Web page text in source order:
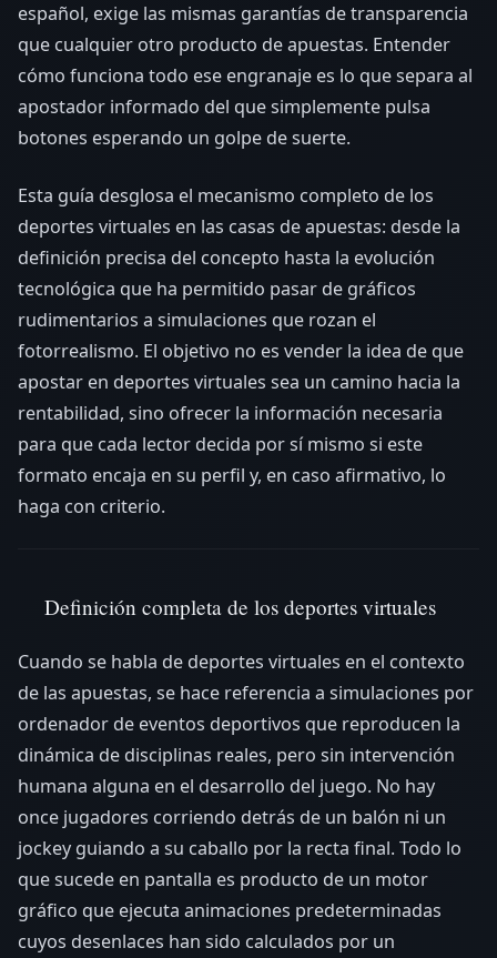
español, exige las mismas garantías de transparencia
que cualquier otro producto de apuestas. Entender
cómo funciona todo ese engranaje es lo que separa al
apostador informado del que simplemente pulsa
botones esperando un golpe de suerte.
Esta guía desglosa el mecanismo completo de los
deportes virtuales en las casas de apuestas: desde la
definición precisa del concepto hasta la evolución
tecnológica que ha permitido pasar de gráficos
rudimentarios a simulaciones que rozan el
fotorrealismo. El objetivo no es vender la idea de que
apostar en deportes virtuales sea un camino hacia la
rentabilidad, sino ofrecer la información necesaria
para que cada lector decida por sí mismo si este
formato encaja en su perfil y, en caso afirmativo, lo
haga con criterio.
Definición completa de los deportes virtuales
Cuando se habla de deportes virtuales en el contexto
de las apuestas, se hace referencia a simulaciones por
ordenador de eventos deportivos que reproducen la
dinámica de disciplinas reales, pero sin intervención
humana alguna en el desarrollo del juego. No hay
once jugadores corriendo detrás de un balón ni un
jockey guiando a su caballo por la recta final. Todo lo
que sucede en pantalla es producto de un motor
gráfico que ejecuta animaciones predeterminadas
cuyos desenlaces han sido calculados por un